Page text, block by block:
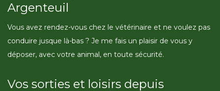
Argenteuil
Vous avez rendez-vous chez le vétérinaire et ne voulez pas
conduire jusque là-bas ? Je me fais un plaisir de vous y
déposer, avec votre animal, en toute sécurité.
Vos sorties et loisirs depuis